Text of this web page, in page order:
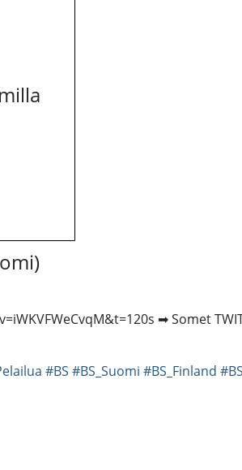
➡ Somet
#BS #BS_Suomi #BS_Finland